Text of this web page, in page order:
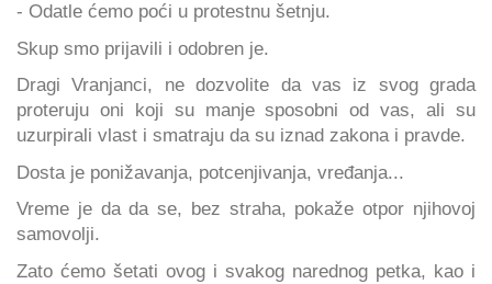
- Odatle ćemo poći u protestnu šetnju.
Skup smo prijavili i odobren je.
Dragi Vranjanci, ne dozvolite da vas iz svog grada
proteruju oni koji su manje sposobni od vas, ali su
uzurpirali vlast i smatraju da su iznad zakona i pravde.
Dosta je ponižavanja, potcenjivanja, vređanja...
Vreme je da da se, bez straha, pokaže otpor njihovoj
samovolji.
Zato ćemo šetati ovog i svakog narednog petka, kao i